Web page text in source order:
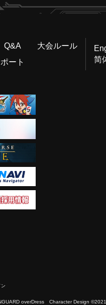
Q&A
大会ルール
ート
简
overDress Character Design